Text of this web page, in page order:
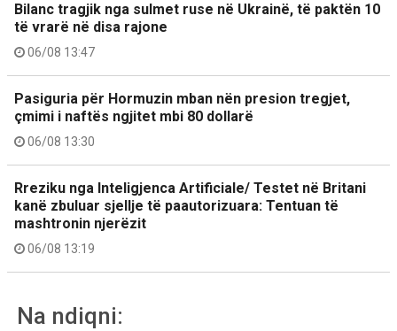
Bilanc tragjik nga sulmet ruse në Ukrainë, të paktën 10
të vrarë në disa rajone
06/08 13:47
Pasiguria për Hormuzin mban nën presion tregjet,
çmimi i naftës ngjitet mbi 80 dollarë
06/08 13:30
Rreziku nga Inteligjenca Artificiale/ Testet në Britani
kanë zbuluar sjellje të paautorizuara: Tentuan të
mashtronin njerëzit
06/08 13:19
Na ndiqni: